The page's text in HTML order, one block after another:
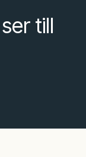
till